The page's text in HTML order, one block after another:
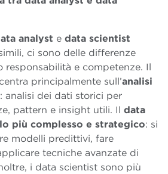
analyst e data scientist
ci sono delle differenze
responsabilità e competenze. Il
principalmente sull’analisi
analisi dei dati storici per
pattern e insight utili. Il data
più complesso e strategico: si
modelli predittivi, fare
tecniche avanzate di
i data scientist sono più